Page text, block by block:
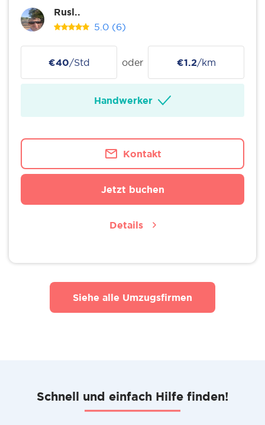
Rusl..
5.0 (6)
€40/Std oder €1.2/km
Handwerker
Kontakt
Jetzt buchen
Details
Siehe alle Umzugsfirmen
Schnell und einfach Hilfe finden!